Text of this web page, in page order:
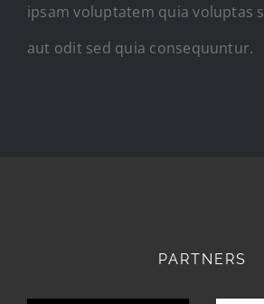
ipsam voluptatem quia voluptas
aut odit sed quia consequuntur.
PARTNERS